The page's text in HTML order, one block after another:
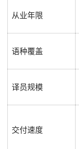
从业年限
语种覆盖
译员规模
交付速度